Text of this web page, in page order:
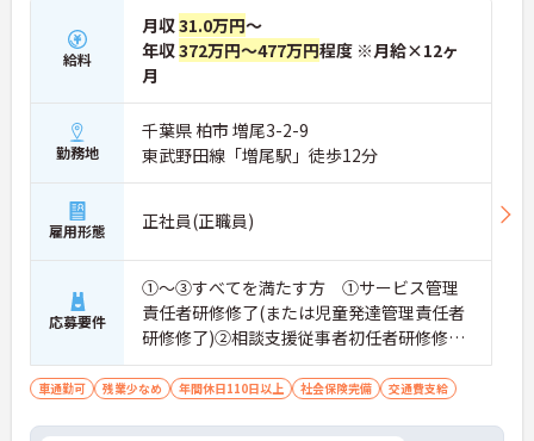
給料
月収31.0万円～
年収372万円～477万円程度 ※月給×12ヶ
月
勤務地
千葉県 柏市 増尾3-2-9
東武野田線「増尾駅」徒歩12分
雇用形態 正社員(正職員)
応募要件
①～③すべてを満たす方 ①サービス管理
責任者研修修了(または児童発達管理責任者
研修修了)②相談支援従事者初任者研修修了
(または相談支援従事者実務者研修修了)③普
通自動車運転免許(AT限定可)
車通勤可 残業少なめ 年間休日110日以上 社会保険完備 交通費支給